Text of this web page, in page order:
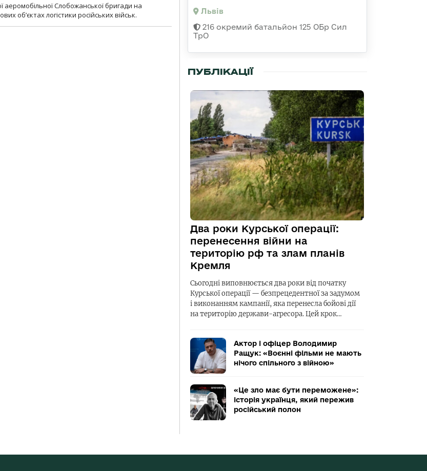
Слобожанської бригади на
об’єктах логістики російських військ.
Львів
216 окремий батальйон 125 ОБр Сил
ТрО
ПУБЛІКАЦІЇ
Два роки Курської операції:
перенесення війни на
територію рф та злам планів
Кремля
Сьогодні виповнюється два роки від початку
Курської операції — безпрецедентної за задумом
і виконанням кампанії, яка перенесла бойові дії
на територію держави-агресора. Цей крок…
Актор і офіцер Володимир
Ращук: «Воєнні фільми не мають
нічого спільного з війною»
«Це зло має бути переможене»:
історія українця, який пережив
російський полон